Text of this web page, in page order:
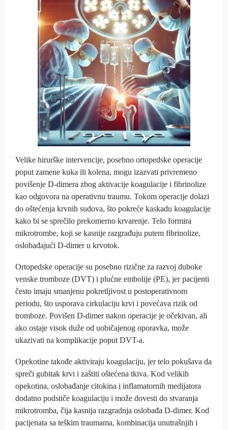
Velike hirurške intervencije, posebno ortopedske operacije
poput zamene kuka ili kolena, mogu izazvati privremeno
povišenje D-dimera zbog aktivacije koagulacije i fibrinolize
kao odgovora na operativnu traumu. Tokom operacije dolazi
do oštećenja krvnih sudova, što pokreće kaskadu koagulacije
kako bi se sprečilo prekomerno krvarenje. Telo formira
mikrotrombe, koji se kasnije razgrađuju putem fibrinolize,
oslobađajući D-dimer u krvotok.
Ortopedske operacije su posebno rizične za razvoj duboke
venske tromboze (DVT) i plućne embolije (PE), jer pacijenti
često imaju smanjenu pokretljivost u postoperativnom
periodu, što usporava cirkulaciju krvi i povećava rizik od
tromboze. Povišen D-dimer nakon operacije je očekivan, ali
ako ostaje visok duže od uobičajenog oporavka, može
ukazivati na komplikacije poput DVT-a.
Opekotine takođe aktiviraju koagulaciju, jer telo pokušava da
spreči gubitak krvi i zaštiti oštećena tkiva. Kod velikih
opekotina, oslobađanje citokina i inflamatornih medijatora
dodatno podstiče koagulaciju i može dovesti do stvaranja
mikrotromba, čija kasnija razgradnja oslobađa D-dimer. Kod
pacijenata sa teškim traumama, kombinacija unutrašnjih i